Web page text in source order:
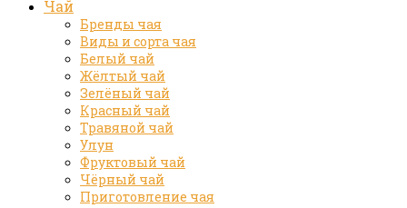
Чай
Бренды чая
Виды и сорта чая
Белый чай
Жёлтый чай
Зелёный чай
Красный чай
Травяной чай
Улун
Фруктовый чай
Чёрный чай
Приготовление чая